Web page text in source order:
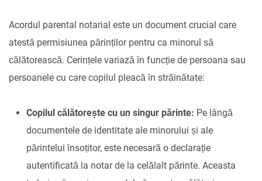
Acordul parental notarial este un document crucial care
atestă permisiunea părinților pentru ca minorul să
călătorească. Cerințele variază în funcție de persoana sau
persoanele cu care copilul pleacă în străinătate:
Copilul călătorește cu un singur părinte: Pe lângă
documentele de identitate ale minorului și ale
părintelui însoțitor, este necesară o declarație
autentificată la notar de la celălalt părinte. Aceasta